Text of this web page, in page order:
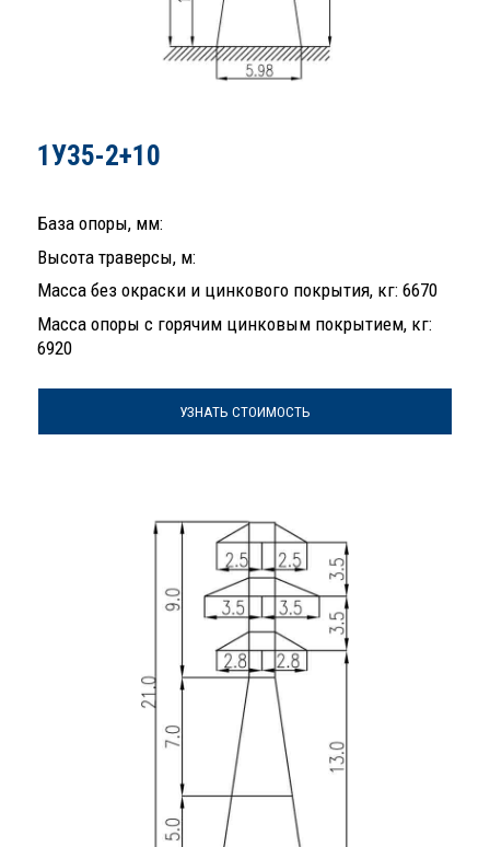
1У35-2+10
База опоры, мм:
Высота траверсы, м:
Масса без окраски и цинкового покрытия, кг: 6670
Масса опоры с горячим цинковым покрытием, кг:
6920
УЗНАТЬ СТОИМОСТЬ